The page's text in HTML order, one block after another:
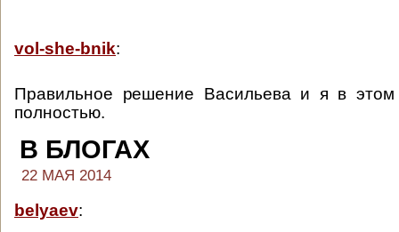
vol-she-bnik:
Правильное решение Васильева и я в
полностью.
В БЛОГАХ
22 МАЯ 2014
belyaev: